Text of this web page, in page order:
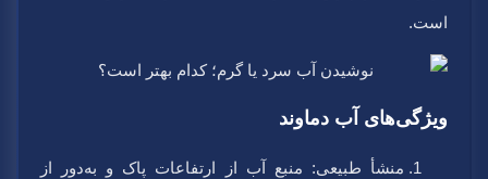
است.
ویژگی‌های آب دماوند
منشأ طبیعی: منبع آب از ارتفاعات پاک و به‌دور از